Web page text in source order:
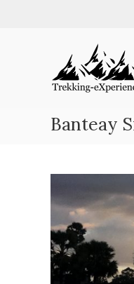
Trekking-
Reiseberichte
aus
ganzen
Banteay